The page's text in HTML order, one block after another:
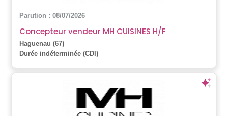
Parution : 08/07/2026
Concepteur vendeur MH CUISINES H/F
Haguenau (67)
Durée indéterminée (CDI)